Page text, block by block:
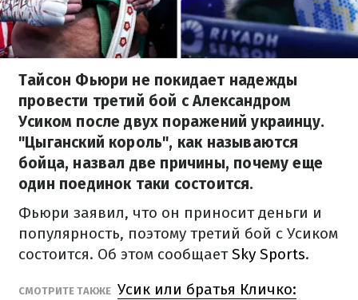
Тайсон Фьюри не покидает надежды
провести третий бой с Александром
Усиком после двух поражений украинцу.
"Цыганский король", как называются
бойца, назвал две причины, почему еще
один поединок таки состоится.
Фьюри заявил, что он приносит деньги и
популярность, поэтому третий бой с Усиком
состоится. Об этом сообщаетSky Sports.
СМОТРИТЕ ТАКЖЕ Усик или братья Кличко: